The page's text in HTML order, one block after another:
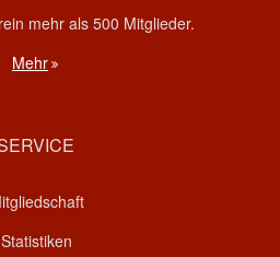
mehr als 500 Mitglieder.
Mehr
Statistiken